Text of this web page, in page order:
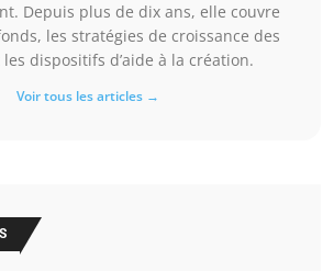
Depuis plus de dix ans, elle couvre
les stratégies de croissance des
dispositifs d’aide à la création.
Voir tous les articles →